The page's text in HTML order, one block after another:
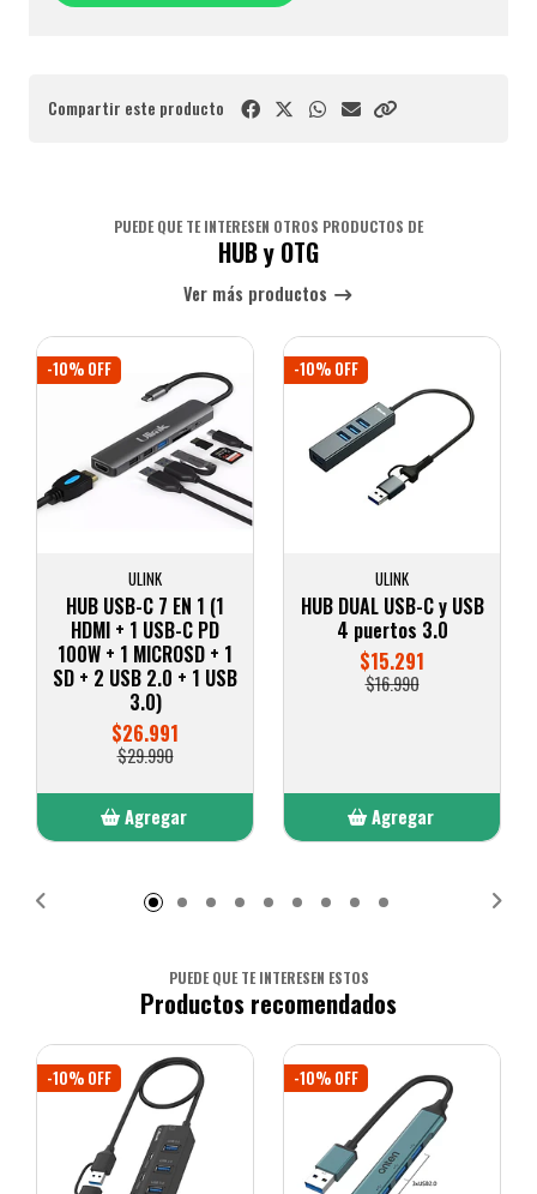
Compartir este producto
PUEDE QUE TE INTERESEN OTROS PRODUCTOS DE
HUB y OTG
Ver más productos
-10% OFF
ULINK
HUB USB-C 7 EN 1 (1
HDMI + 1 USB-C PD
100W + 1 MICROSD + 1
SD + 2 USB 2.0 + 1 USB
3.0)
$26.991
$29.990
Agregar
-10% OFF
ULINK
HUB DUAL USB-C y USB
4 puertos 3.0
$15.291
$16.990
Agregar
PUEDE QUE TE INTERESEN ESTOS
Productos recomendados
-10% OFF -10% OFF